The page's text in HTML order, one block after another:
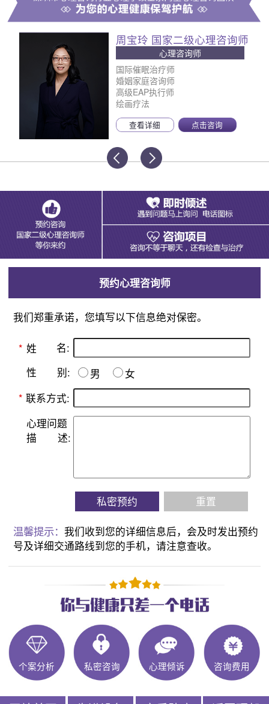
周宝玲 国家二级心理咨询师
心理咨询师
国际催眠治疗师
婚姻家庭咨询师
高级EAP执行师
绘画疗法
查看详细 点击咨询
预约心理咨询师
我们郑重承诺，您填写以下信息绝对保密。
* 姓 名:
性 别: 男
女
* 联系方式:
心理问题
描
述:
私密预约 重置
温馨提示：我们收到您的详细信息后，会及时发出预约
号及详细交通路线到您的手机，请注意查收。
个案分析 私密咨询 心理倾诉 咨询费用